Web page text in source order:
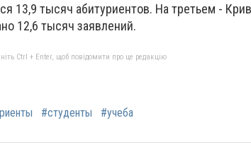
13,9 тысяч абитуриентов. На третьем -
12,6 тысяч заявлений.
Ctrl + Enter, щоб повідомити про це редакцію
#студенты #учеба